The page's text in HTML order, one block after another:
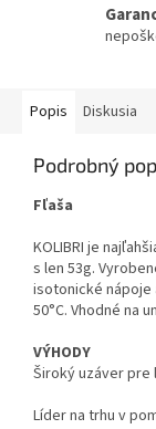
Popis Diskusia
Podrobný
Fľaša
KOLIBRI je
s len 53g.
isotonické nápoje
50°C. Vhodné na
VÝHODY
Široký uzáver pre
Líder na trhu v